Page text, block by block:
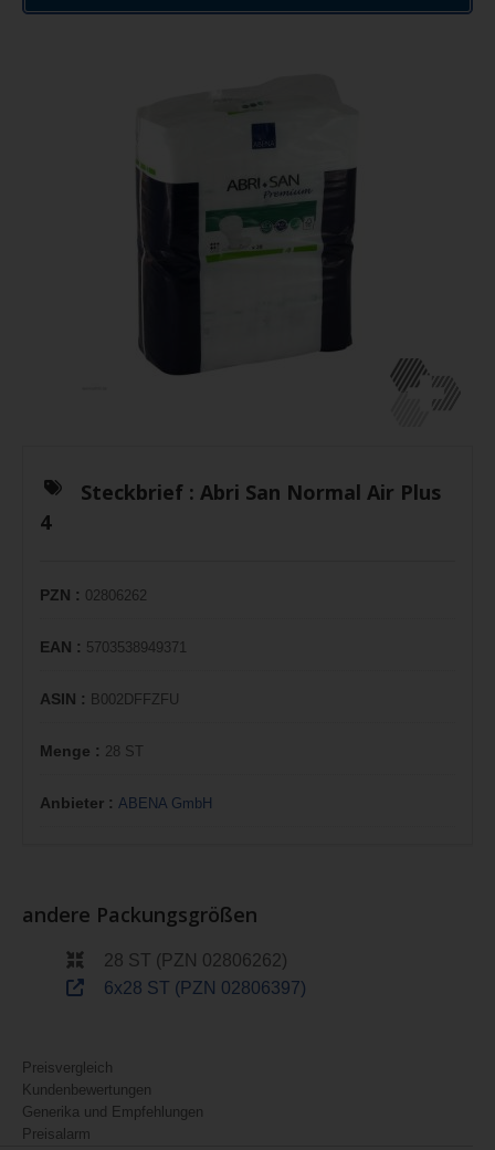
Steckbrief : Abri San Normal Air Plus
4
PZN : 02806262
EAN : 5703538949371
ASIN : B002DFFZFU
Menge : 28 ST
Anbieter : ABENA GmbH
andere Packungsgrößen
28 ST (PZN 02806262)
6x28 ST (PZN 02806397)
Preisvergleich
Kundenbewertungen
Generika und Empfehlungen
Preisalarm